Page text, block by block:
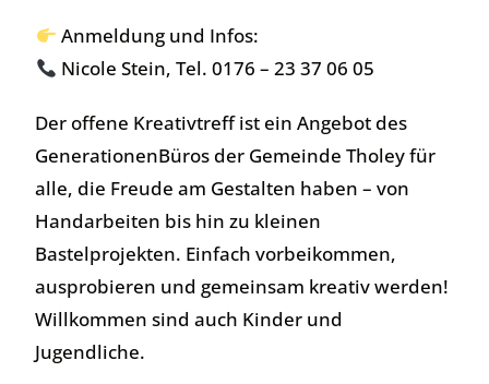
Anmeldung und Infos:
Nicole Stein, Tel. 0176 – 23 37 06 05
Der offene Kreativtreff ist ein Angebot des
GenerationenBüros der Gemeinde Tholey für
alle, die Freude am Gestalten haben – von
Handarbeiten bis hin zu kleinen
Bastelprojekten. Einfach vorbeikommen,
ausprobieren und gemeinsam kreativ werden!
Willkommen sind auch Kinder und
Jugendliche.